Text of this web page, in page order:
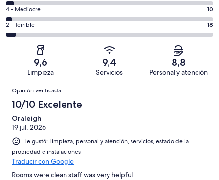
263
de
344
opiniones
Bueno.
38
de
opiniones
6
-
Aceptable.
15
opiniones
Evaluación:
4
-
4 - Mediocre 10
Evaluación:
2
344
2 - Terrible 18
9,6
Limpieza
9,4
Servicios
8,8
Personal y atención
Opiniones
Opinión verificada
10/10 Excelente
Oraleigh
19 jul. 2026
Le gustó: Limpieza, personal y atención, servicios, estado de la
propiedad e instalaciones
Traducir con Google
Rooms were clean staff was very helpful